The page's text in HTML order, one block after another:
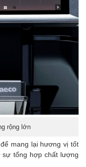
rộng lớn
mang lại hương vị tốt
tổng hợp chất lượng